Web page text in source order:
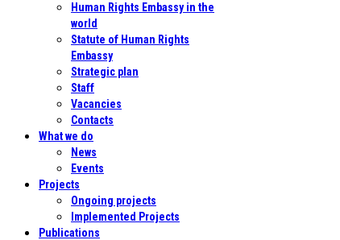
Human Rights Embassy in the
world
Statute of Human Rights
Embassy
Strategic plan
Staff
Vacancies
Contacts
What we do
News
Events
Projects
Ongoing projects
Implemented Projects
Publications